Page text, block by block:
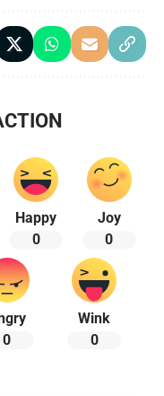
Happy
0
Joy
0
0
Wink
0